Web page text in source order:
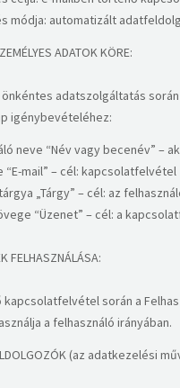
módja: automatizált
ADATOK KÖRE:
adatszolgáltatás
igénybevételéhez:
neve “Név vagy becenév” –
“E-mail” – cél: kapcsolatfelvétel
„Tárgy” – cél: az
“Üzenet” – cél: a
FELHASZNÁLÁSA:
során a
a felhasználó irányában.​​
(az adatkezelési